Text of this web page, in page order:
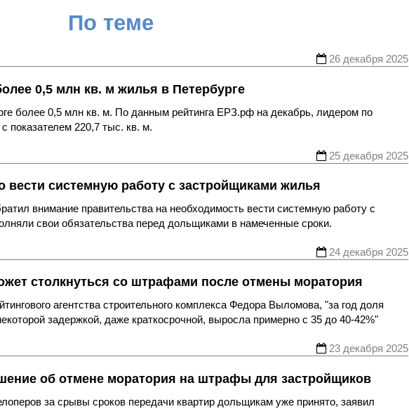
По теме
26 декабря 2025
0,5 млн кв. м жилья в Петербурге
более 0,5 млн кв. м. По данным рейтинга ЕРЗ.рф на декабрь, лидером по
показателем 220,7 тыс. кв. м.
25 декабря 2025
вести системную работу с застройщиками жилья
внимание правительства на необходимость вести системную работу с
свои обязательства перед дольщиками в намеченные сроки.
24 декабря 2025
столкнуться со штрафами после отмены моратория
агентства строительного комплекса Федора Выломова, "за год доля
задержкой, даже краткосрочной, выросла примерно с 35 до 40-42%"
23 декабря 2025
об отмене моратория на штрафы для застройщиков
за срывы сроков передачи квартир дольщикам уже принято, заявил